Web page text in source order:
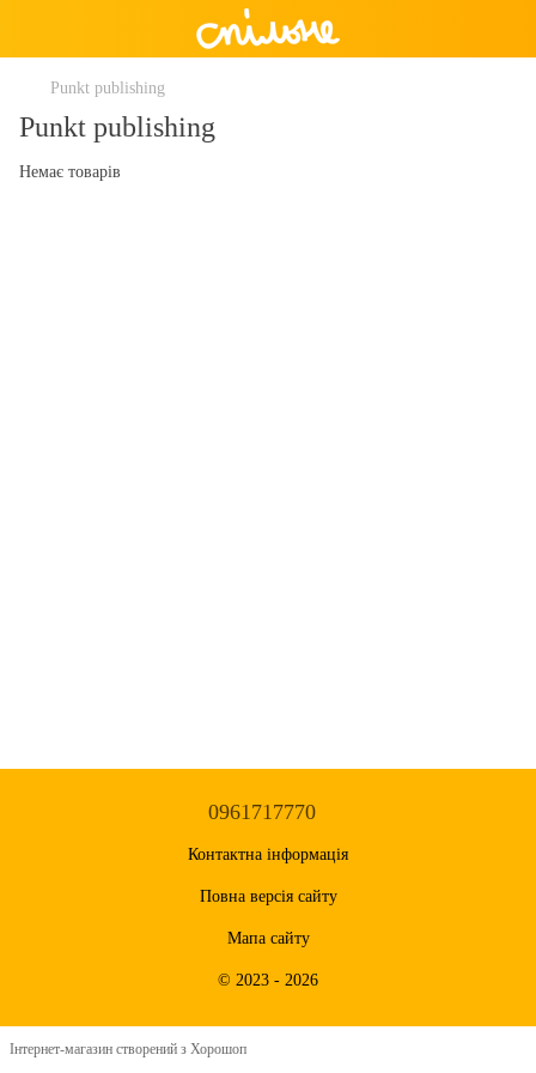
Punkt publishing
Punkt publishing
Немає товарів
0961717770
Контактна інформація
Повна версія сайту
Мапа сайту
© 2023 - 2026
Інтернет-магазин створений з Хорошоп